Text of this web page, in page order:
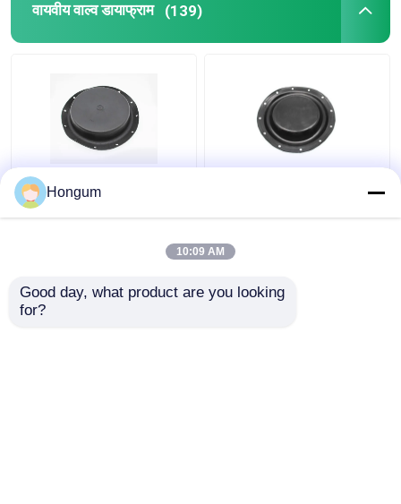
वायवीय वाल्व डायाफ्राम (139)
वेदरमैटिक वाल्व किट
रिप्लेसमेंट कस्टम साइज
क्लॉथ क्लिप के साथ एनबीआर
Hongum
10:09 AM
Good day, what product are you looking
for?